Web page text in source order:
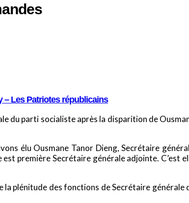
– Les Patriotes républicains
parti socialiste après la disparition de
élu Ousmane Tanor Dieng, Secrétaire
première Secrétaire générale adjointe. C’est
la plénitude des fonctions de Secrétaire